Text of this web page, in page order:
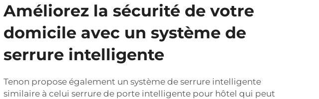
Améliorez la sécurité de votre
domicile avec un système de
serrure intelligente
Tenon propose également un système de serrure intelligente
similaire à celui serrure de porte intelligente pour hôtel qui peut